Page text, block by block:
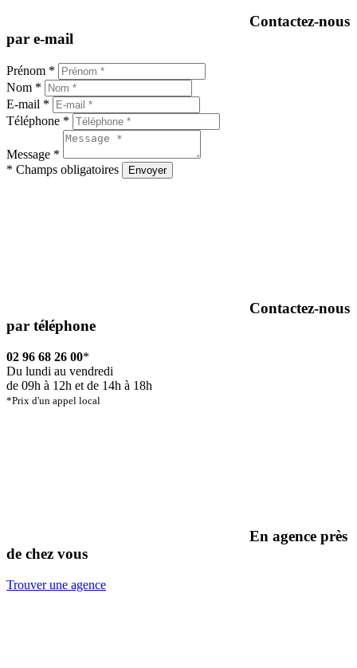
Contactez-nous
par e-mail
Prénom *
Nom *
E-mail *
Téléphone *
Message *
* Champs obligatoires
Envoyer
Contactez-nous
par téléphone
02 96 68 26 00*
Du lundi au vendredi
de 09h à 12h et de 14h à 18h
*Prix d'un appel local
En agence près
de chez vous
Trouver une agence